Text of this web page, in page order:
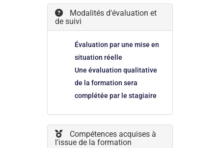
Modalités d'évaluation et
de suivi
Évaluation par une mise en
situation réelle
Une évaluation qualitative
de la formation sera
complétée par le stagiaire
Compétences acquises à
l'issue de la formation